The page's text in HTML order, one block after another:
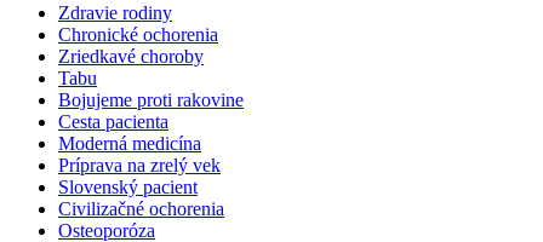
Zdravie rodiny
Chronické ochorenia
Zriedkavé choroby
Tabu
Bojujeme proti rakovine
Cesta pacienta
Moderná medicína
Príprava na zrelý vek
Slovenský pacient
Civilizačné ochorenia
Osteoporóza